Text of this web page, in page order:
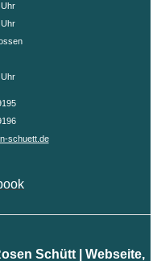
schuett.de
Schütt | Webseite,